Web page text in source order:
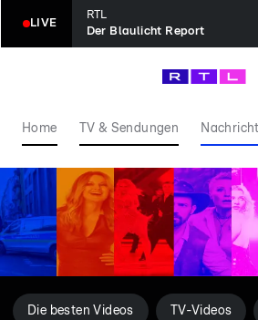
LIVE
RTL
Der Blaulicht Report
Home TV & Sendungen
Die besten Videos TV-Videos